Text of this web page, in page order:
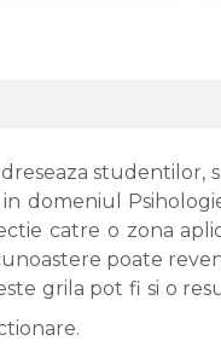
studentilor,
domeniul
catre o zona
poate
grila pot fi si o